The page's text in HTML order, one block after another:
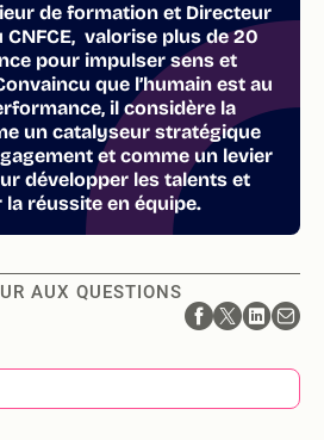
de formation et Directeur
valorise plus de 20
pour impulser sens et
que l’humain est au
il considère la
un catalyseur stratégique
et comme un levier
développer les talents et
réussite en équipe.
AUX QUESTIONS